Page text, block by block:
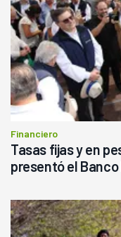
Financiero
Tasas fijas y en
presentó el